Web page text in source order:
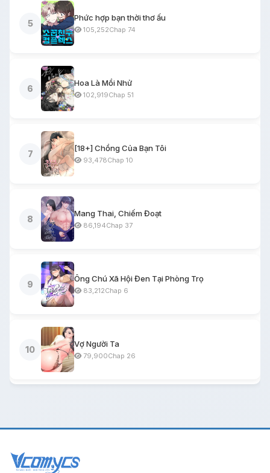
5
Phức hợp bạn thời thơ ấu
105,252Chap 74
6
Hoa Là Mồi Nhử
102,919Chap 51
7
[18+] Chồng Của Bạn Tôi
93,478Chap 10
8
Mang Thai, Chiếm Đoạt
86,194Chap 37
9
Ông Chú Xã Hội Đen Tại Phòng Trọ
83,212Chap 6
10
Vợ Người Ta
79,900Chap 26